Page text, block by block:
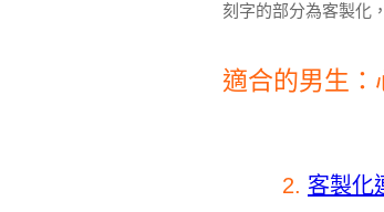
刻字的部分為客製化
適合的男生：
2. 客製化